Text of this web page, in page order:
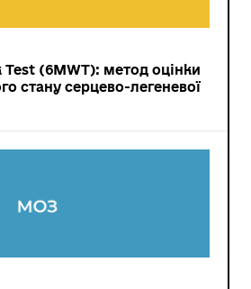
(6MWT): метод оцінки
стану серцево-легеневої